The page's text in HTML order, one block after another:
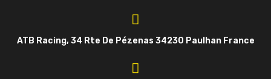
ATB Racing, 34 Rte De Pézenas 34230 Paulhan France